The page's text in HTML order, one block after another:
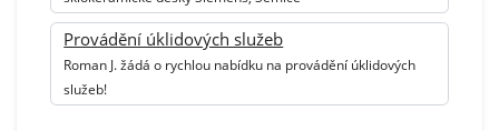
Provádění úklidových služeb
Roman J. žádá o rychlou nabídku na provádění úklidových
služeb!